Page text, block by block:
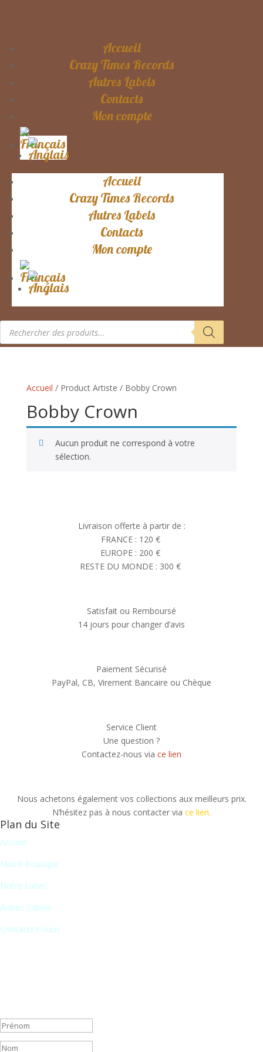
Accueil
Crazy Times Records
Autres Labels
Contacts
Mon compte
Accueil
Crazy Times Records
Autres Labels
Contacts
Mon compte
Recherche
produits
Accueil / Product Artiste / Bobby Crown
Bobby Crown
Aucun produit ne correspond à votre
sélection.
Livraison offerte à partir de :
FRANCE : 120 €
EUROPE : 200 €
RESTE DU MONDE : 300 €
Satisfait ou Remboursé
14 jours pour changer d’avis
Paiement Sécurisé
PayPal, CB, Virement Bancaire ou Chèque
Service Client
Une question ?
Contactez-nous via ce lien
Nous achetons également vos collections aux meilleurs prix.
N’hésitez pas à nous contacter via ce lien.
Plan du Site
Accueil
Notre Boutique
Notre Label
Autres Labels
Contactez-nous